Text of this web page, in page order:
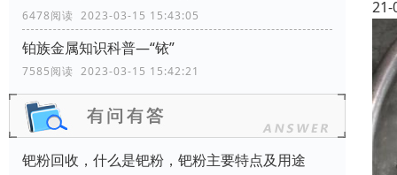
6478阅读 2023-03-15 15:43:05
铂族金属知识科普—“铱”
7585阅读 2023-03-15 15:42:21
钯粉回收，什么是钯粉，钯粉主要特点及用途
21-